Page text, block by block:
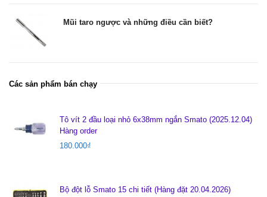
Mũi taro ngược và những điều cần biết?
Các sản phẩm bán chạy
Tô vít 2 đầu loại nhỏ 6x38mm ngắn Smato (2025.12.04)
Hàng order
180.000₫
Bộ đột lỗ Smato 15 chi tiết (Hàng đặt 20.04.2026)